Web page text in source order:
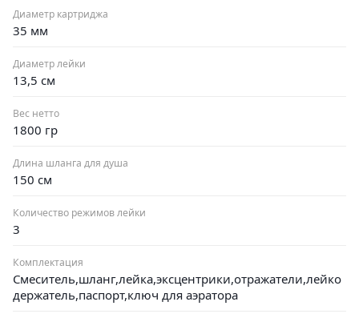
Диаметр картриджа
35 мм
Диаметр лейки
13,5 см
Вес нетто
1800 гр
Длина шланга для душа
150 см
Количество режимов лейки
3
Комплектация
Смеситель,шланг,лейка,эксцентрики,отражатели,лейко
держатель,паспорт,ключ для аэратора